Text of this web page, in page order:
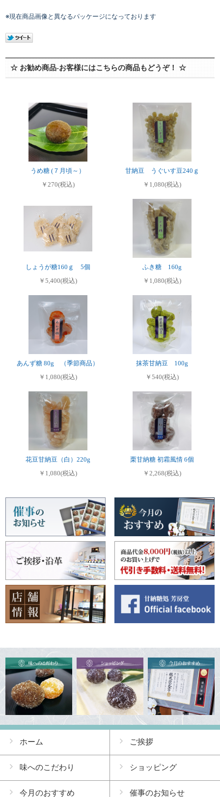
※現在商品画像と異なるパッケージになっております
☆ お勧め商品-お客様にはこちらの商品もどうぞ！ ☆
うめ糖 (７月頃～）
￥270(税込)
甘納豆 うぐいす豆240ｇ
￥1,080(税込)
しょうが糖160ｇ 5個
￥5,400(税込)
ふき糖 160g
￥1,080(税込)
あんず糖 80g （季節商品）
￥1,080(税込)
抹茶甘納豆 100g
￥540(税込)
花豆甘納豆（白）220g
￥1,080(税込)
栗甘納糖 初霜風情 6個
￥2,268(税込)
ホーム ご挨拶
味へのこだわり ショッピング
今月のおすすめ 催事のお知らせ